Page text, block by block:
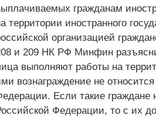
гражданам
территории иностранного
организацией
и 209 НК РФ Минфин
выполняют работы на
вознаграждение не
Если такие граждане
Федерации, то с их